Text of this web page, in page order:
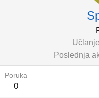
Poslednja
Poruka
0